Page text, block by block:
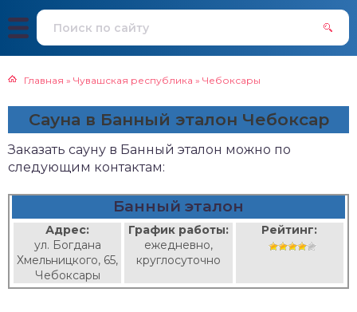
Главная » Чувашская республика » Чебоксары
Сауна в Банный эталон Чебоксар
Заказать сауну в Банный эталон можно по
следующим контактам:
Банный эталон
Адрес:
ул. Богдана
Хмельницкого, 65,
Чебоксары
График работы:
ежедневно,
круглосуточно
Рейтинг: